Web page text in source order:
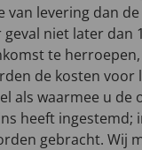
van levering dan
niet later dan
te
de kosten
als waarmee u
heeft ingestemd;
gebracht. Wij